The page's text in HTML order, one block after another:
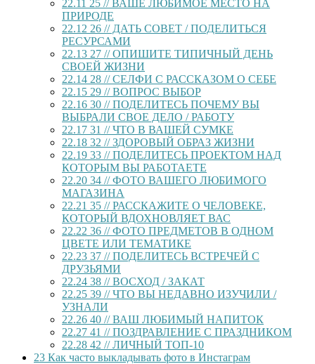
22.11 25 // ВАШЕ ЛЮБИМОЕ МЕСТО НА
ПРИРОДЕ
22.12 26 // ДАТЬ СОВЕТ / ПОДЕЛИТЬСЯ
РЕСУРСАМИ
22.13 27 // ОПИШИТЕ ТИПИЧНЫЙ ДЕНЬ
СВОЕЙ ЖИЗНИ
22.14 28 // СЕЛФИ С РАССКАЗОМ О СЕБЕ
22.15 29 // ВОПРОС ВЫБОР
22.16 30 // ПОДЕЛИТЕСЬ ПОЧЕМУ ВЫ
ВЫБРАЛИ СВОЕ ДЕЛО / РАБОТУ
22.17 31 // ЧТО В ВАШЕЙ СУМКЕ
22.18 32 // ЗДОРОВЫЙ ОБРАЗ ЖИЗНИ
22.19 33 // ПОДЕЛИТЕСЬ ПРОЕКТОМ НАД
КОТОРЫМ ВЫ РАБОТАЕТЕ
22.20 34 // ФОТО ВАШЕГО ЛЮБИМОГО
МАГАЗИНА
22.21 35 // РАССКАЖИТЕ О ЧЕЛОВЕКЕ,
КОТОРЫЙ ВДОХНОВЛЯЕТ ВАС
22.22 36 // ФОТО ПРЕДМЕТОВ В ОДНОМ
ЦВЕТЕ ИЛИ ТЕМАТИКЕ
22.23 37 // ПОДЕЛИТЕСЬ ВСТРЕЧЕЙ С
ДРУЗЬЯМИ
22.24 38 // ВОСХОД / ЗАКАТ
22.25 39 // ЧТО ВЫ НЕДАВНО ИЗУЧИЛИ /
УЗНАЛИ
22.26 40 // ВАШ ЛЮБИМЫЙ НАПИТОК
22.27 41 // ПОЗДРАВЛЕНИЕ С ПРАЗДНИКОМ
22.28 42 // ЛИЧНЫЙ ТОП-10
23 Как часто выкладывать фото в Инстаграм